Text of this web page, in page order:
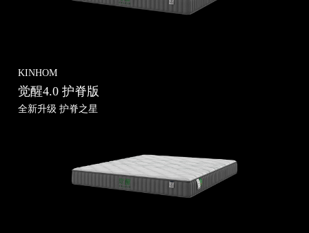
KINHOM
觉醒4.0 护脊版
全新升级 护脊之星